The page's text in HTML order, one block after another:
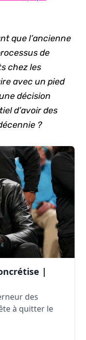
que l’ancienne
de
chez les
avec un pied
décision
d’avoir des
?
|
des
à quitter le